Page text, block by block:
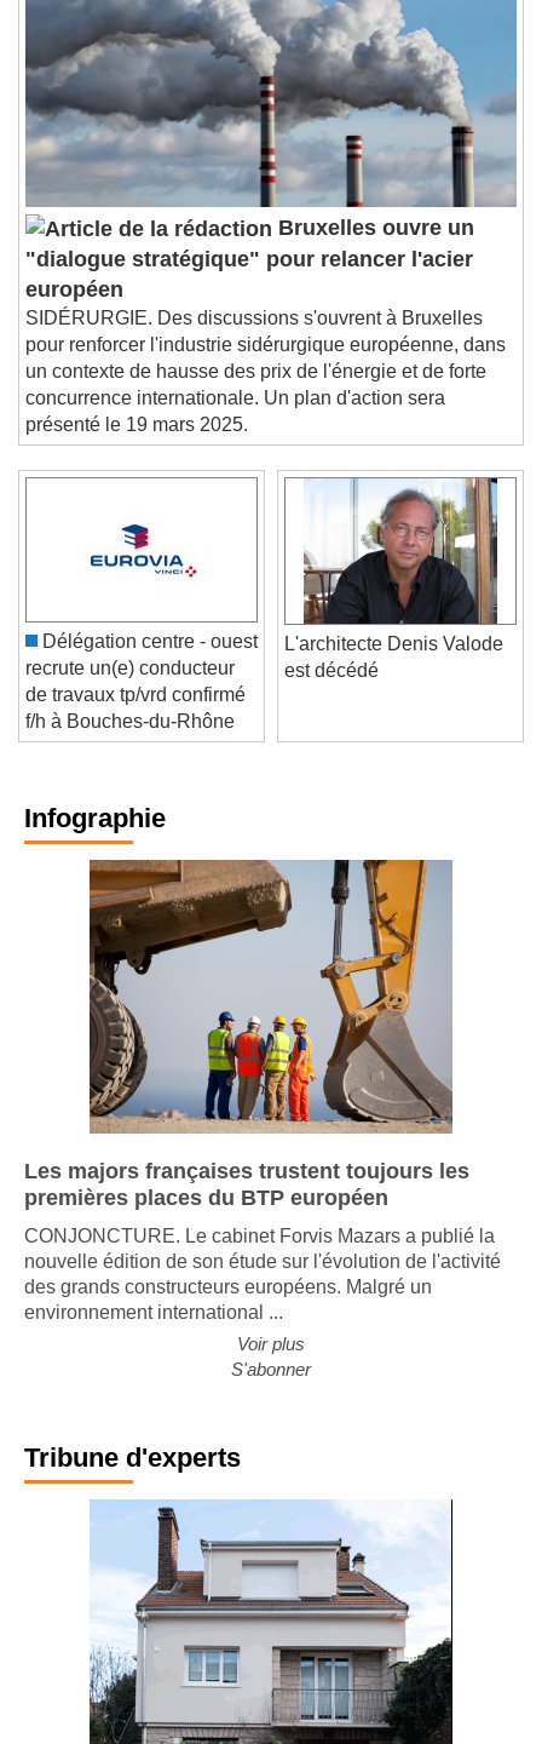
Bruxelles ouvre un
"dialogue stratégique" pour relancer l'acier
européen
SIDÉRURGIE. Des discussions s'ouvrent à Bruxelles
pour renforcer l'industrie sidérurgique européenne, dans
un contexte de hausse des prix de l'énergie et de forte
concurrence internationale. Un plan d'action sera
présenté le 19 mars 2025.
Délégation centre - ouest
recrute un(e) conducteur
de travaux tp/vrd confirmé
f/h à Bouches-du-Rhône
L'architecte Denis Valode
Infographie
Les majors françaises trustent toujours les
premières places du BTP européen
CONJONCTURE. Le cabinet Forvis Mazars a publié la
nouvelle édition de son étude sur l'évolution de l'activité
des grands constructeurs européens. Malgré un
Voir plus
Tribune d'experts